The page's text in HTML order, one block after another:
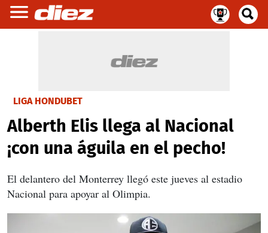
LIGA HONDUBET
Alberth Elis llega al Nacional
¡con una águila en el pecho!
El delantero del Monterrey llegó este jueves al estadio
Nacional para apoyar al Olimpia.